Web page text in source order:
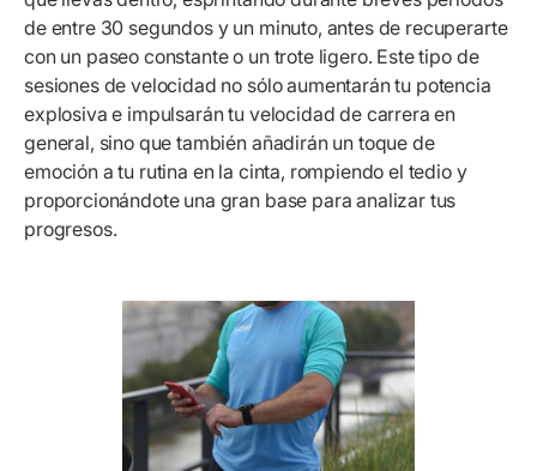
de entre 30 segundos y un minuto, antes de recuperarte
con un paseo constante o un trote ligero. Este tipo de
sesiones de velocidad no sólo aumentarán tu potencia
explosiva e impulsarán tu velocidad de carrera en
general, sino que también añadirán un toque de
emoción a tu rutina en la cinta, rompiendo el tedio y
proporcionándote una gran base para analizar tus
progresos.